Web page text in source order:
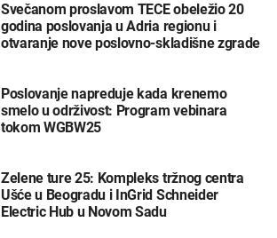
Svečanom proslavom TECE obeležio 20
godina poslovanja u Adria regionu i
otvaranje nove poslovno-skladišne zgrade
Poslovanje napreduje kada krenemo
smelo u održivost: Program vebinara
tokom WGBW25
Zelene ture 25: Kompleks tržnog centra
Ušće u Beogradu i InGrid Schneider
Electric Hub u Novom Sadu